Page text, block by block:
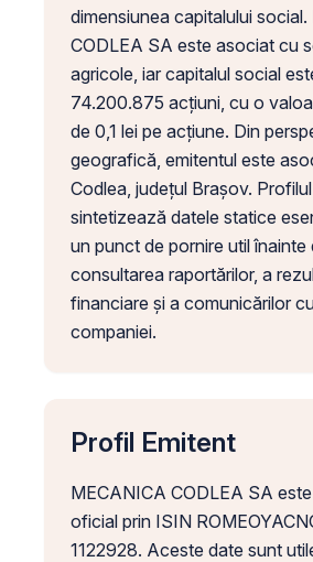
dimensiunea capitalului
CODLEA SA este asociat cu
agricole, iar capitalul social
74.200.875 acțiuni, cu o
de 0,1 lei pe acțiune. Din
geografică, emitentul este
Codlea, județul Brașov.
sintetizează datele statice
un punct de pornire util înainte
consultarea raportărilor, a
financiare și a comunicărilor
companiei.
Profil Emitent
MECANICA CODLEA SA
oficial prin ISIN
1122928. Aceste date sunt